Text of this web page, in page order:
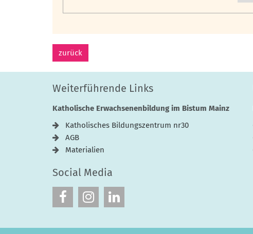
zurück
Weiterführende Links
Katholische Erwachsenenbildung im Bistum Mainz
Katholisches Bildungszentrum nr30
AGB
Materialien
Social Media